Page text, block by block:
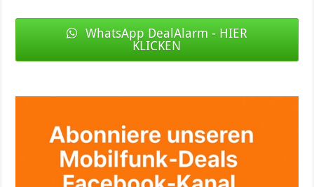
WhatsApp DealAlarm - HIER
KLICKEN